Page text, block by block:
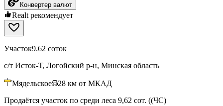
Конвертер валют
Realt рекомендует
Участок9.62 соток
с/т Исток-Т, Логойский р-н, Минская область
Мядельское 28 км от МКАД
Продаётся участок по среди леса 9,62 сот. ((ЧС)